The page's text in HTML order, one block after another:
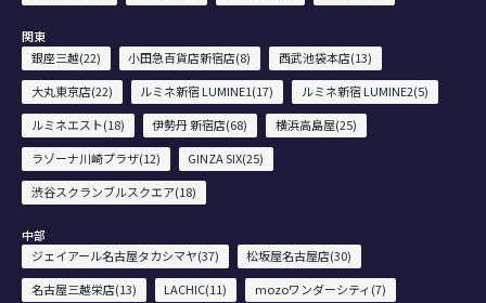
関東
銀座三越(22)
小田急百貨店新宿店(8)
西武池袋本店(13)
大丸東京店(22)
ルミネ新宿 LUMINE1(17)
ルミネ新宿 LUMINE2(5)
ルミネエスト(18)
伊勢丹 新宿店(68)
横浜高島屋(25)
ラゾーナ川崎プラザ(12)
GINZA SIX(25)
渋谷スクランブルスクエア(18)
中部
ジェイアール名古屋タカシマヤ(37)
松坂屋名古屋店(30)
名古屋三越栄店(13)
LACHIC(11)
mozoワンダーシティ(7)